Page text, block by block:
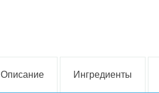
Описание Ингредиенты